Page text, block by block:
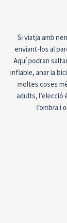
Si viatja amb
enviant-los al
Aquí podran
inflable, anar la
moltes coses
adults, l’elecció
l’ombra i